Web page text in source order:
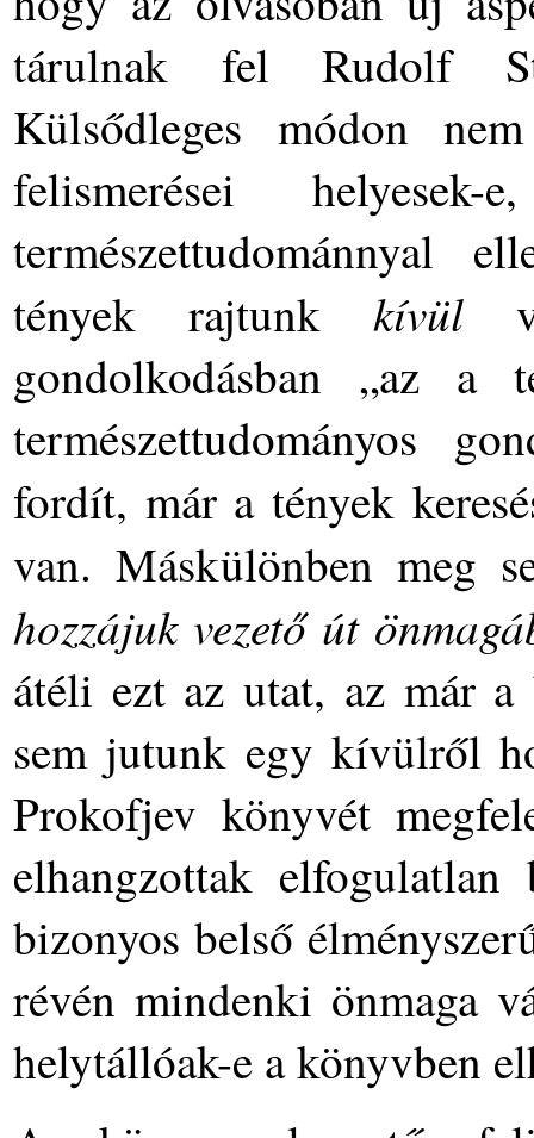
tárulnak fel Rudolf
Külsődleges módon
felismerései
természettudománnyal
tények rajtunk kívül
gondolkodásban „az a
természettudományos
fordít, már a tények
van. Máskülönben meg
hozzájuk vezető út
átéli ezt az utat, az már
sem jutunk egy kívülről
Prokofjev könyvét
elhangzottak elfogulatlan
bizonyos belső
révén mindenki önmaga
helytállóak-e a könyvben